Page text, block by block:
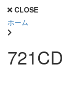
CLOSE
ホーム
721CD